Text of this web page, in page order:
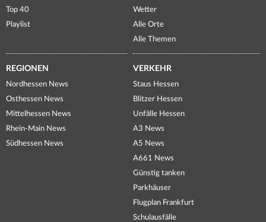
Top 40
Playlist
Wetter
Alle Orte
Alle Themen
REGIONEN
Nordhessen News
Osthessen News
Mittelhessen News
Rhein-Main News
Südhessen News
VERKEHR
Staus Hessen
Blitzer Hessen
Unfälle Hessen
A3 News
A5 News
A661 News
Günstig tanken
Parkhäuser
Flugplan Frankfurt
Schulausfälle